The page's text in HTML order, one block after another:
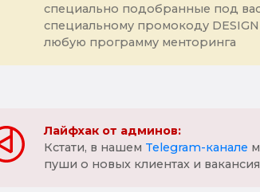
специально подобранные под
специальному промокоду
любую программу менторинга
Лайфхак от админов:
Кстати, в нашем Telegram-канале
пуши о новых клиентах и